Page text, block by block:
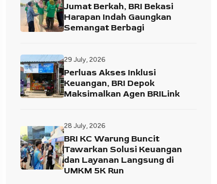
Jumat Berkah, BRI Bekasi
Harapan Indah Gaungkan
Semangat Berbagi
29 July, 2026
Perluas Akses Inklusi
Keuangan, BRI Depok
Maksimalkan Agen BRILink
28 July, 2026
BRI KC Warung Buncit
Tawarkan Solusi Keuangan
dan Layanan Langsung di
UMKM 5K Run